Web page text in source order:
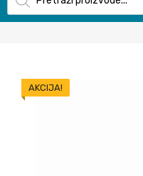
AKCIJA!